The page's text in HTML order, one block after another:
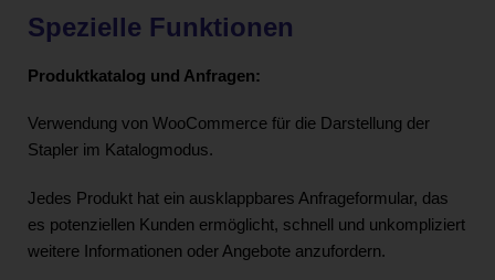
Spezielle Funktionen
Produktkatalog und Anfragen:
Verwendung von WooCommerce für die Darstellung der
Stapler im Katalogmodus.
Jedes Produkt hat ein ausklappbares Anfrageformular, das
es potenziellen Kunden ermöglicht, schnell und unkompliziert
weitere Informationen oder Angebote anzufordern.